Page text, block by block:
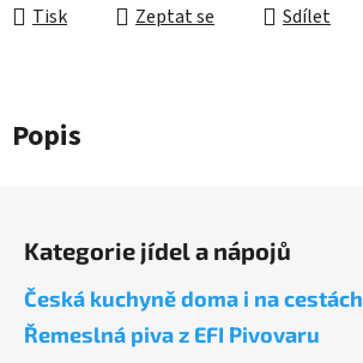
Tisk Zeptat se Sdílet
Popis
Kategorie jídel a nápojů
Česká kuchyně doma i na cestách
Řemeslná piva z EFI Pivovaru